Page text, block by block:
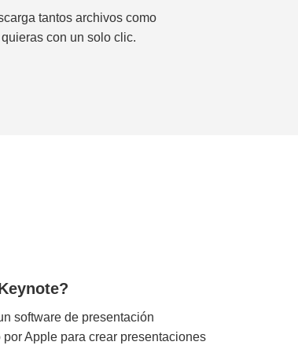
tantos archivos como
quieras con un solo clic.
software de presentación
Apple para crear presentaciones